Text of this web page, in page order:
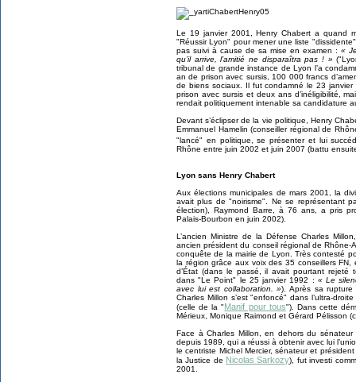
Le 19 janvier 2001, Henry Chabert a quand
"Réussir Lyon" pour mener une liste
pas suivi à cause de sa mise en examen : «
qu’il arrive, l’amitié ne disparaîtra pas ! »
tribunal de grande instance de Lyon l’a
an de prison avec sursis, 100 000 francs
de biens sociaux. Il fut condamné le 23
prison avec sursis et deux ans d’inéligibilité,
rendait politiquement intenable sa candidature
Devant s’éclipser de la vie politique, Henry
Emmanuel Hamelin (conseiller régional de
"lancé" en politique, se présenter et lui
Rhône entre juin 2002 et juin 2007 (battu
Lyon sans Henry Chabert
Aux élections municipales de mars 2001, la
avait plus de "noirisme". Ne se représentant
élection), Raymond Barre, à 76 ans, a pris
Palais-Bourbon en juin 2002).
L’ancien Ministre de la Défense Charles
ancien président du conseil régional de
conquête de la mairie de Lyon. Très contesté
la région grâce aux voix des 35 conseillers
d’État (dans le passé, il avait pourtant rejeté
dans "Le Point" le 25 janvier 1992 : « Le
avec lui est collaboration. »). Après sa rupture
Charles Millon s’est "enfoncé" dans l’ultra-
(celle de la "Manif pour tous"). Dans cette
Mérieux, Monique Raimond et Gérard Pélisson
Face à Charles Millon, en dehors du
depuis 1989, qui a réussi à obtenir avec lui
le centriste Michel Mercier, sénateur et
la Justice de Nicolas Sarkozy), fut investi
2001.